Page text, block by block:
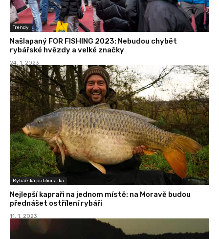
Trendy
Našlapaný FOR FISHING 2023: Nebudou chybět
rybářské hvězdy a velké značky
24. 1. 2023
Rybářská publicistika
Nejlepší kapraři na jednom místě: na Moravě budou
přednášet ostřílení rybáři
11. 1. 2023